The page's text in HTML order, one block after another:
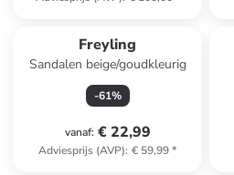
Freyling
Sandalen beige/goudkleurig
-61%
vanaf: € 22,99
Adviesprijs (AVP): € 59,99*